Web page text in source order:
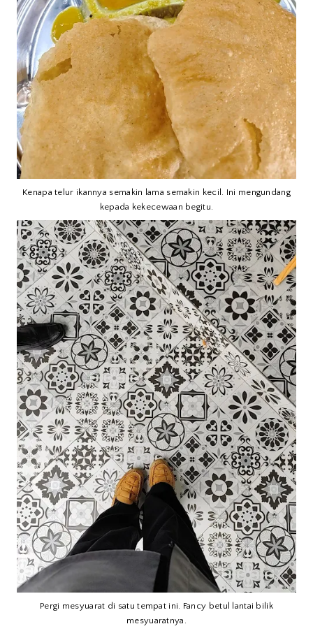
Kenapa telur ikannya semakin lama semakin kecil. Ini mengundang
kepada kekecewaan begitu.
Pergi mesyuarat di satu tempat ini. Fancy betul lantai bilik
mesyuaratnya.